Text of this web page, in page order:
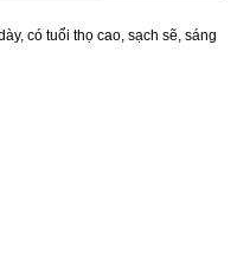
có tuổi thọ cao, sạch sẽ, sáng